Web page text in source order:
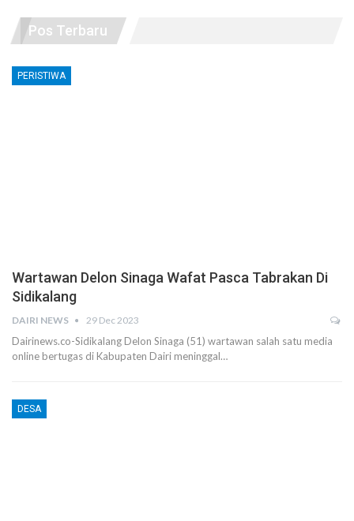
Pos Terbaru
PERISTIWA
Wartawan Delon Sinaga Wafat Pasca Tabrakan Di
Sidikalang
DAIRI NEWS 29 Dec 2023
Dairinews.co-Sidikalang Delon Sinaga (51) wartawan salah satu media
online bertugas di Kabupaten Dairi meninggal…
DESA